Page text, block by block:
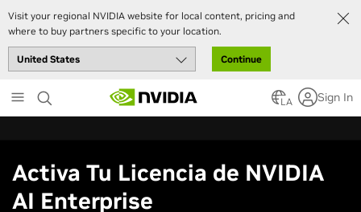
Visit your regional NVIDIA website for local content, pricing and
where to buy partners specific to your location.
Continue
to
main
LA Sign In
Activa Tu Licencia de NVIDIA
AI Enterprise